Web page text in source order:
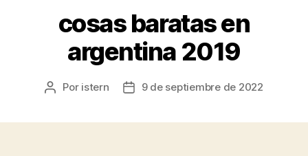
cosas baratas en
argentina 2019
Autor
Por istern
Fecha9 de septiembre de 2022